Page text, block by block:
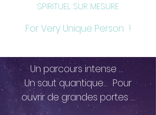
Un parcours intense …
Un saut quantique… Pour
ouvrir de grandes portes …
SPIRITUEL SUR MESURE
For Very Unique Person !